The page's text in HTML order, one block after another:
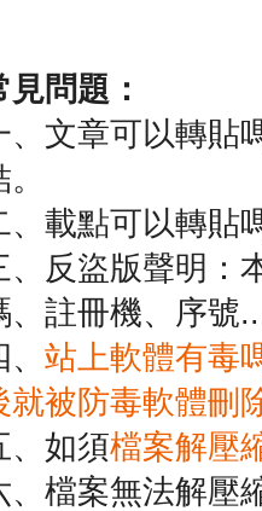
見問題：
、文章可以轉貼
、載點可以轉貼
、反盜版聲明：
、註冊機、序號
站上軟體有毒
就被防毒軟體刪
、如須檔案解壓
、檔案無法解壓